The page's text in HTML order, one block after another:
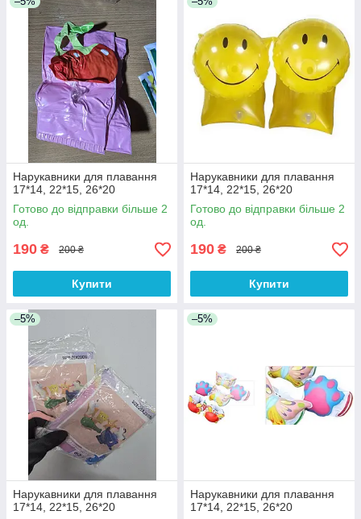
Нарукавники для плавання
17*14, 22*15, 26*20
Готово до відправки більше 2
од.
190 ₴ 200 ₴
Купити
Нарукавники для плавання
17*14, 22*15, 26*20
Готово до відправки більше 2
од.
190 ₴ 200 ₴
Купити
–5%
Нарукавники для плавання
17*14, 22*15, 26*20
–5%
Нарукавники для плавання
17*14, 22*15, 26*20